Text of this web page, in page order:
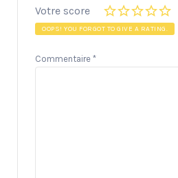
Votre score
OOPS! YOU FORGOT TO GIVE A RATING.
Commentaire *